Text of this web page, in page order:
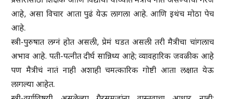
आहे, असा विचार आता पुढं येऊ लागला आहे. आणि इथंच मोठा पेच
आहे.
स्त्री-पुरुषात लग्नं होत असली, प्रेमं घडत असली तरी मैत्रीचा चांगलाच
अभाव आहे. पती-पत्नीत दीर्घ सान्निध्य आहे; व्यावहारिक जवळीक आहे
पण मैत्रीचं नातं नाही अशाही चमत्कारिक गोष्टी आता लक्षात येऊ
लागल्या आहेत.